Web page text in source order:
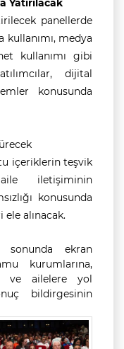
Yatırılacak
panellerde
medya
kullanımı gibi
dijital
konusunda
içeriklerin teşvik
iletişiminin
konusunda
alınacak.
ekran
kurumlarına,
ve ailelere yol
bildirgesinin